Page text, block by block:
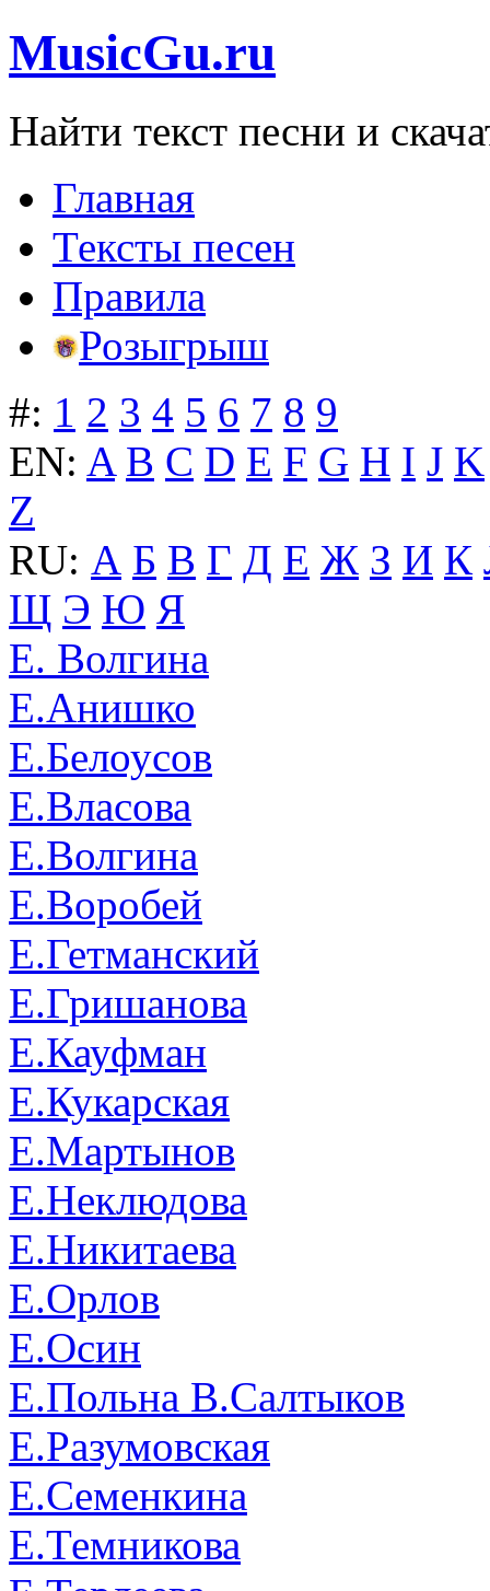
MusicGu.ru
Найти текст песни и
Главная
Тексты песен
Правила
Розыгрыш
#: 1 2 3 4 5 6 7 8 9
EN: A B C D E F G H I J K
Z
RU: А Б В Г Д Е Ж З И К
Щ Э Ю Я
Е. Волгина
Е.Анишко
Е.Белоусов
Е.Власова
Е.Волгина
Е.Воробей
Е.Гетманский
Е.Гришанова
Е.Кауфман
Е.Кукарская
Е.Мартынов
Е.Неклюдова
Е.Никитаева
Е.Орлов
Е.Осин
Е.Польна В.Салтыков
Е.Разумовская
Е.Семенкина
Е.Темникова